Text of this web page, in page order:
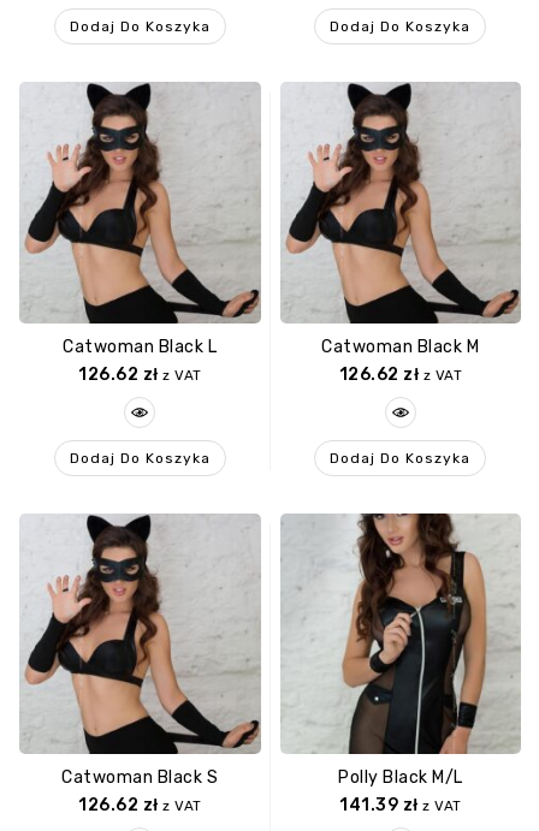
Dodaj Do Koszyka Dodaj Do Koszyka
Catwoman Black L
126.62 zł z VAT
Dodaj Do Koszyka
Catwoman Black M
126.62 zł z VAT
Dodaj Do Koszyka
Catwoman Black S
126.62 zł z VAT
Polly Black M/L
141.39 zł z VAT